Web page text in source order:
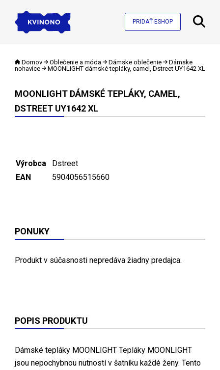
PRIDAŤ ESHOP
Domov Oblečenie a móda Dámske oblečenie
Dámske
nohavice
MOONLIGHT dámské tepláky, camel, Dstreet UY1642 XL
MOONLIGHT DÁMSKÉ TEPLÁKY, CAMEL,
DSTREET UY1642 XL
Výrobca
Dstreet
EAN
5904056515660
PONUKY
Produkt v súčasnosti nepredáva žiadny predajca.
POPIS PRODUKTU
Dámské tepláky MOONLIGHT Tepláky MOONLIGHT
jsou nepochybnou nutností v šatníku každé ženy. Tento